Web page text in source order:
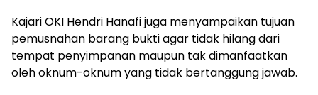
Kajari OKI Hendri Hanafi juga menyampaikan tujuan
pemusnahan barang bukti agar tidak hilang dari
tempat penyimpanan maupun tak dimanfaatkan
oleh oknum-oknum yang tidak bertanggung jawab.